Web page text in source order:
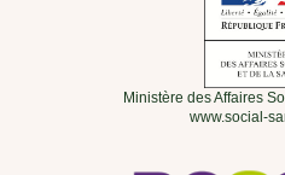
Ministère des Affaires
www.social-